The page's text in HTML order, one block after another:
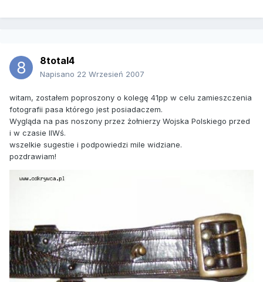
8total4
Napisano 22 Wrzesień 2007
witam, zostałem poproszony o kolegę 41pp w celu zamieszczenia
fotografii pasa którego jest posiadaczem.
Wygląda na pas noszony przez żołnierzy Wojska Polskiego przed
i w czasie IIWś.
wszelkie sugestie i podpowiedzi mile widziane.
pozdrawiam!